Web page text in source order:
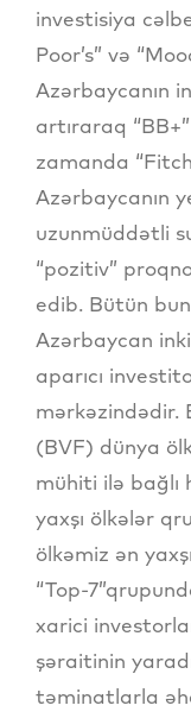
investisiya
Poor’s” və
Azərbaycanın
artıraraq
zamanda
Azərbaycanın
uzunmüddətli
“pozitiv”
edib. Bütün
Azərbaycan
aparıcı
mərkəzindədir.
(BVF) dünya
mühiti ilə bağlı
yaxşı ölkələr
ölkəmiz ən
“Top-
xarici
şəraitinin
təminatlarla